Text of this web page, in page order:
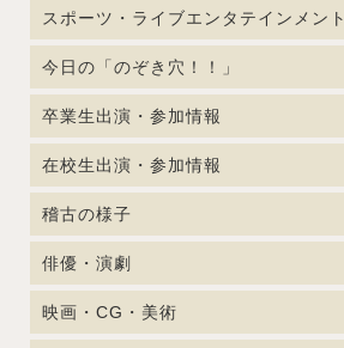
スポーツ・ライブエンタテインメント
今日の「のぞき穴！！」
卒業生出演・参加情報
在校生出演・参加情報
稽古の様子
俳優・演劇
映画・CG・美術